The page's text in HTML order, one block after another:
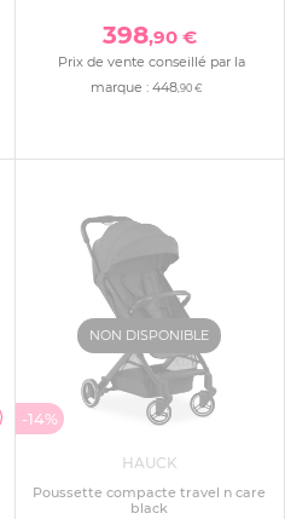
398,90 €
Prix de vente conseillé par la
marque :448,90 €
NON DISPONIBLE
-14%
HAUCK
Poussette compacte travel n care
black